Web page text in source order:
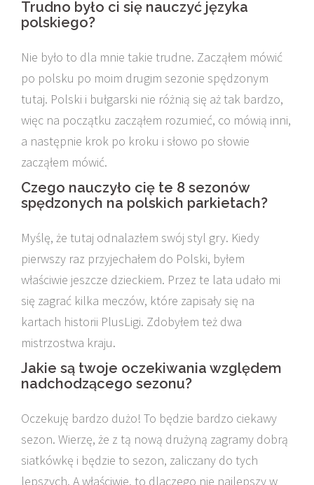
Trudno było ci się nauczyć języka
polskiego?
Nie było to dla mnie takie trudne. Zacząłem mówić
po polsku po moim drugim sezonie spędzonym
tutaj. Polski i bułgarski nie różnią się aż tak bardzo,
więc na początku zacząłem rozumieć, co mówią inni,
a następnie krok po kroku i słowo po słowie
zacząłem mówić.
Czego nauczyło cię te 8 sezonów
spędzonych na polskich parkietach?
Myślę, że tutaj odnalazłem swój styl gry. Kiedy
pierwszy raz przyjechałem do Polski, byłem
właściwie jeszcze dzieckiem. Przez te lata udało mi
się zagrać kilka meczów, które zapisały się na
kartach historii PlusLigi. Zdobyłem też dwa
mistrzostwa kraju.
Jakie są twoje oczekiwania względem
nadchodzącego sezonu?
Oczekuję bardzo dużo! To będzie bardzo ciekawy
sezon. Wierzę, że z tą nową drużyną zagramy dobrą
siatkówkę i będzie to sezon, zaliczany do tych
lepszych. A właściwie, to dlaczego nie najlepszy w